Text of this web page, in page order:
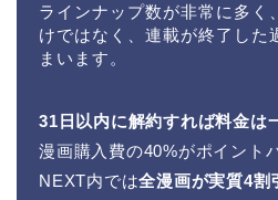
ラインナップ数が非常に多く
けではなく、連載が終了した
まいます。
31日以内に解約すれば料金は
漫画購入費の40%がポイント
NEXT内では全漫画が実質4割